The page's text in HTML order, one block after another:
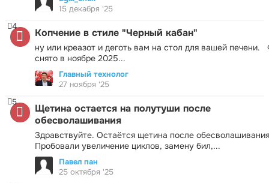
15 декабря '25
Копчение в стиле "Черный кабан"
ну или креазот и деготь вам на стол для вашей печени.
снято в ноябре 2025...
4
Главный технолог
27 ноября '25
Щетина остается на полутуши после
обесволашивания
Здравствуйте. Остаётся щетина после
Пробовали увеличение циклов, замену бил,...
5
Павел пан
25 октября '25